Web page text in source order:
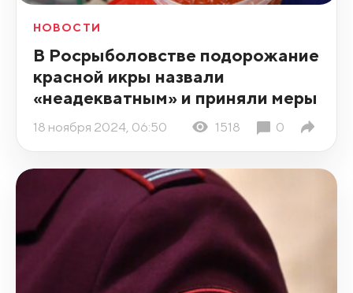
НОВОСТИ
В Росрыболовстве подорожание
красной икры назвали
«неадекватным» и приняли меры
18 ноября 2024, 06:50 1518 0